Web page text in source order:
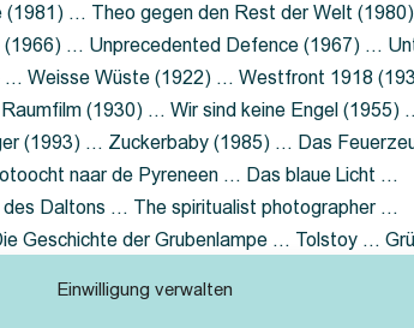
Einwilligung verwalten
… Theo gegen den Rest der Welt
(1966) … Unprecedented Defence (1967) …
Weisse Wüste (1922) … Westfront 1918
(1930) … Wir sind keine Engel (1955)
(1993) … Zuckerbaby (1985) … Das
naar de Pyreneen … Das blaue Licht …
Daltons … The spiritualist photographer …
Geschichte der Grubenlampe … Tolstoy …